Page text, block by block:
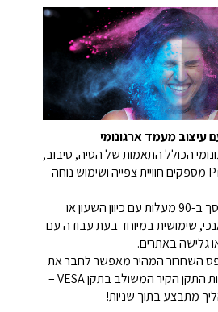
עיצוב מעמד ארגונומי
הכולל התאמות של הטיה, סיבוב,
ציר וגובה, מסכי ProArt מספקים חוויית צפייה ושימוש נוחה
היכולת לסובב את המסך ב-90 מעלות עם כיוון השעון או
שימושית במיוחד בעת עבודה עם
גלישה באתרים.
השחרור המהיר מאפשר לחבר את
המסך בקלות באמצעות התקן הקיר המשולב בתקן VESA –
מתבצע בתוך שניות!